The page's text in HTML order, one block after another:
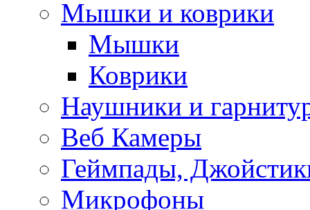
Мышки и коврики
Мышки
Коврики
Наушники и
Веб Камеры
Геймпады,
Микрофоны